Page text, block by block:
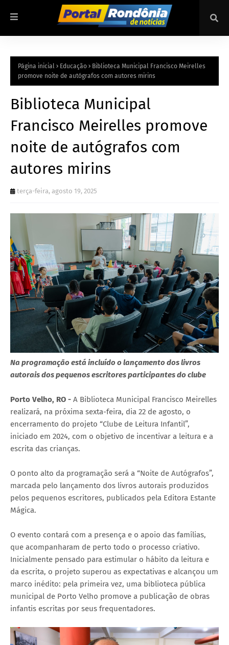
Página inicial Educação
Biblioteca Municipal Francisco Meirelles
promove noite de autógrafos com autores mirins
Biblioteca Municipal
Francisco Meirelles promove
noite de autógrafos com
autores mirins
terça-feira, agosto 19, 2025
Na programação está incluído o lançamento dos livros
autorais dos pequenos escritores participantes do clube
Porto Velho, RO - A Biblioteca Municipal Francisco Meirelles
realizará, na próxima sexta-feira, dia 22 de agosto, o
encerramento do projeto “Clube de Leitura Infantil”,
iniciado em 2024, com o objetivo de incentivar a leitura e a
escrita das crianças.
O ponto alto da programação será a “Noite de Autógrafos”,
marcada pelo lançamento dos livros autorais produzidos
pelos pequenos escritores, publicados pela Editora Estante
Mágica.
O evento contará com a presença e o apoio das famílias,
que acompanharam de perto todo o processo criativo.
Inicialmente pensado para estimular o hábito da leitura e
da escrita, o projeto superou as expectativas e alcançou um
marco inédito: pela primeira vez, uma biblioteca pública
municipal de Porto Velho promove a publicação de obras
infantis escritas por seus frequentadores.